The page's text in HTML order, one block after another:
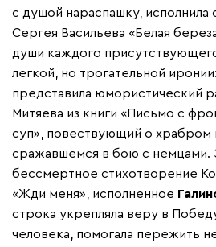
с душой нараспашку, исполнила
Сергея Васильева «Белая
души каждого
легкой, но трогательной
представила юмористический
Митяева из книги «Письмо с
суп», повествующий о храбром
сражавшемся в бою с немцами.
бессмертное стихотворение
«Жди меня», исполненное
строка укрепляла веру в
человека, помогала пережить